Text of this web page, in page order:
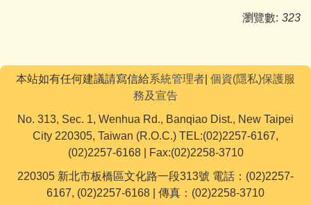
瀏覽數: 323
本站如有任何建議請寫信給系統管理者 個資(隱私)保護服
務及宣告
No. 313, Sec. 1, Wenhua Rd., Banqiao Dist., New Taipei
City 220305, Taiwan (R.O.C.) TEL:(02)2257-6167,
(02)2257-6168 | Fax:(02)2258-3710
220305 新北市板橋區文化路一段313號 電話：(02)2257-
6167, (02)2257-6168 | 傳真：(02)2258-3710